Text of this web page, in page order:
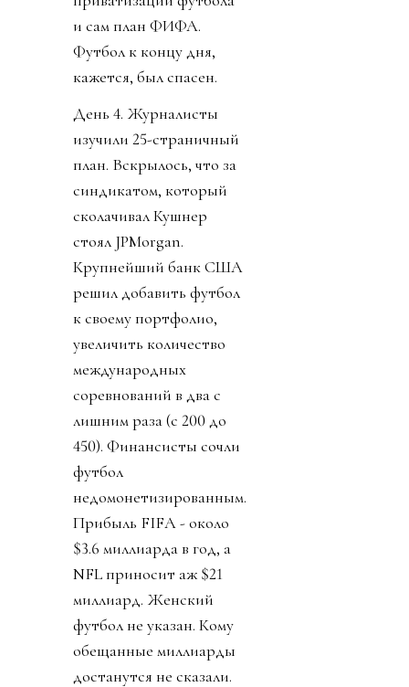
и сам план ФИФА.
Футбол к концу дня,
кажется, был спасен.
День 4. Журналисты
изучили 25-страничный
план. Вскрылось, что за
синдикатом, который
сколачивал Кушнер
стоял JPMorgan.
Крупнейший банк США
решил добавить футбол
к своему портфолио,
увеличить количество
международных
соревнований в два с
лишним раза (с 200 до
450). Финансисты сочли
футбол
недомонетизированным.
Прибыль FIFA - около
$3.6 миллиарда в год, а
NFL приносит аж $21
миллиард. Женский
футбол не указан. Кому
обещанные миллиарды
достанутся не сказали.